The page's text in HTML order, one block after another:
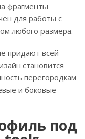
фрагменты
для работы с
любого размера.
придают всей
становится
перегородкам
и боковые
под